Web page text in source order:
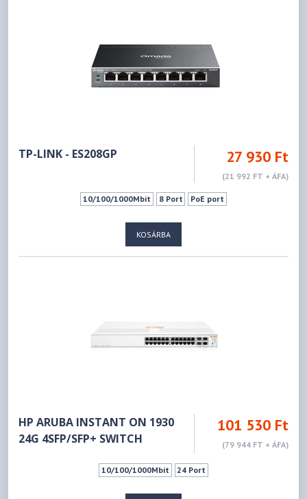
TP-LINK - ES208GP 27 930 Ft
(21 992 FT + ÁFA)
10/100/1000Mbit 8 Port PoE port
KOSÁRBA
HP ARUBA INSTANT ON 1930
24G 4SFP/SFP+ SWITCH
101 530 Ft
(79 944 FT + ÁFA)
10/100/1000Mbit 24 Port